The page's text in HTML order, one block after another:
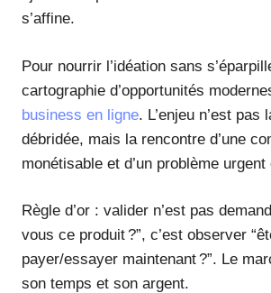
s’affine.
Pour nourrir l’idéation sans
cartographie d’opportunités
business en ligne. L’enjeu n’est pas
débridée, mais la rencontre d’une
monétisable et d’un problème
Règle d’or : valider n’est pas
vous ce produit ?”, c’est observer
payer/essayer maintenant ?”. Le
son temps et son argent.